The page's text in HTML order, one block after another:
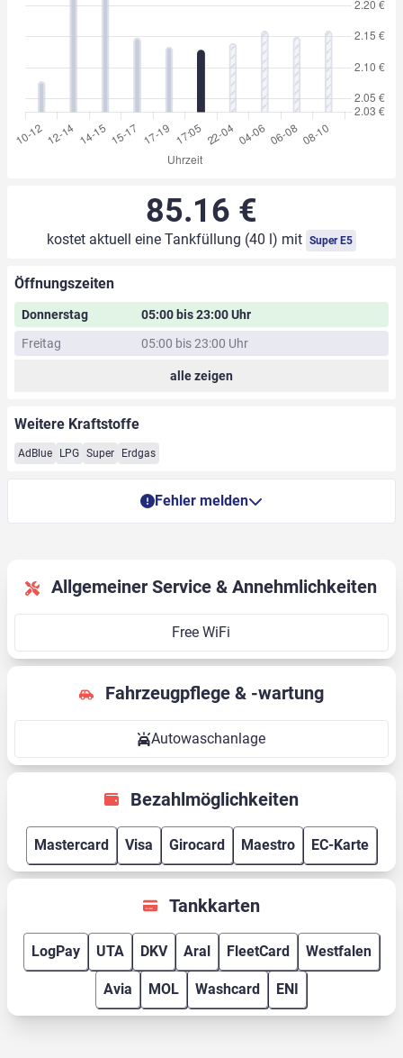
85.16 €
kostet aktuell eine Tankfüllung (40 l) mit Super E5
Öffnungszeiten
Donnerstag
05:00 bis 23:00 Uhr
Freitag
05:00 bis 23:00 Uhr
alle zeigen
Weitere Kraftstoffe
AdBlue LPG Super Erdgas
Fehler melden
Allgemeiner Service & Annehmlichkeiten
Free WiFi
Fahrzeugpflege & -wartung
Autowaschanlage
Bezahlmöglichkeiten
Mastercard Visa Girocard Maestro EC-Karte
Tankkarten
LogPay UTA DKV Aral FleetCard Westfalen
Avia MOL Washcard ENI